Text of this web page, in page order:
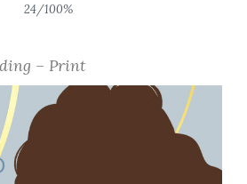
24/100%
– Print